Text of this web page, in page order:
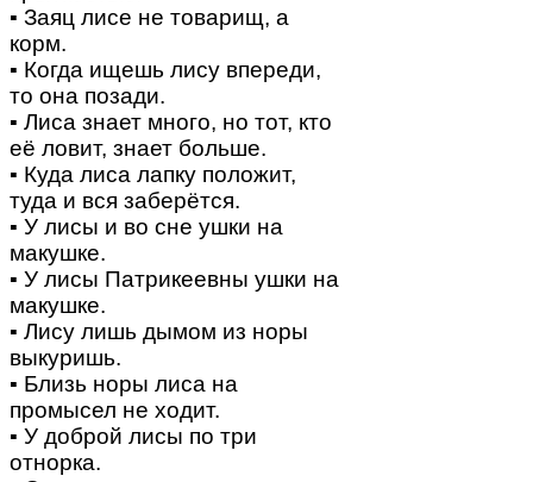
▪ Заяц лисе не товарищ, а
корм.
▪ Когда ищешь лису впереди,
то она позади.
▪ Лиса знает много, но тот, кто
её ловит, знает больше.
▪ Куда лиса лапку положит,
туда и вся заберётся.
▪ У лисы и во сне ушки на
макушке.
▪ У лисы Патрикеевны ушки на
макушке.
▪ Лису лишь дымом из норы
выкуришь.
▪ Близь норы лиса на
промысел не ходит.
▪ У доброй лисы по три
отнорка.